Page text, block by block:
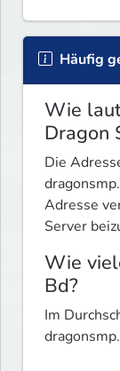
Häufig
Wie
Dragon
Die
Adresse
Server
Wie
Bd?
Im